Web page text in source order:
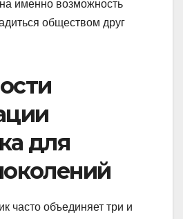
именно возможность
обществом друг
для
часто объединяет три и